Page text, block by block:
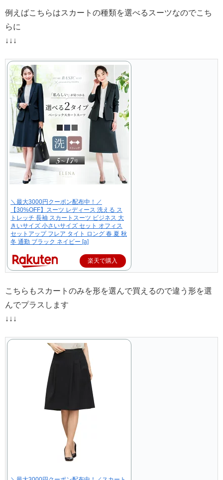
例えばこちらはスカートの種類を選べるスーツなのでこち
らに
↓↓↓
＼最大3000円クーポン配布中！／
【30%OFF】スーツ レディース 洗える ス
トレッチ 長袖 スカートスーツ ビジネス 大
きいサイズ 小さいサイズ セット オフィス
セットアップ フレア タイト ロング 春 夏 秋
冬 通勤 ブラック ネイビー [a]
楽天で購入
こちらもスカートのみを形を選んで買えるので違う形を選
んでプラスします
↓↓↓